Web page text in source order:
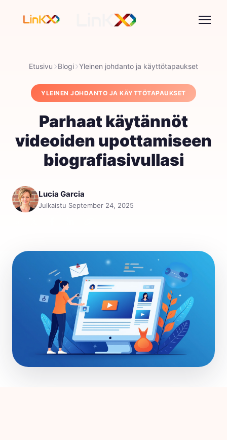
Etusivu Blogi Yleinen johdanto ja käyttötapaukset
YLEINEN JOHDANTO JA KÄYTTÖTAPAUKSET
Parhaat käytännöt
videoiden upottamiseen
biografiasivullasi
Lucia Garcia
Julkaistu September 24, 2025